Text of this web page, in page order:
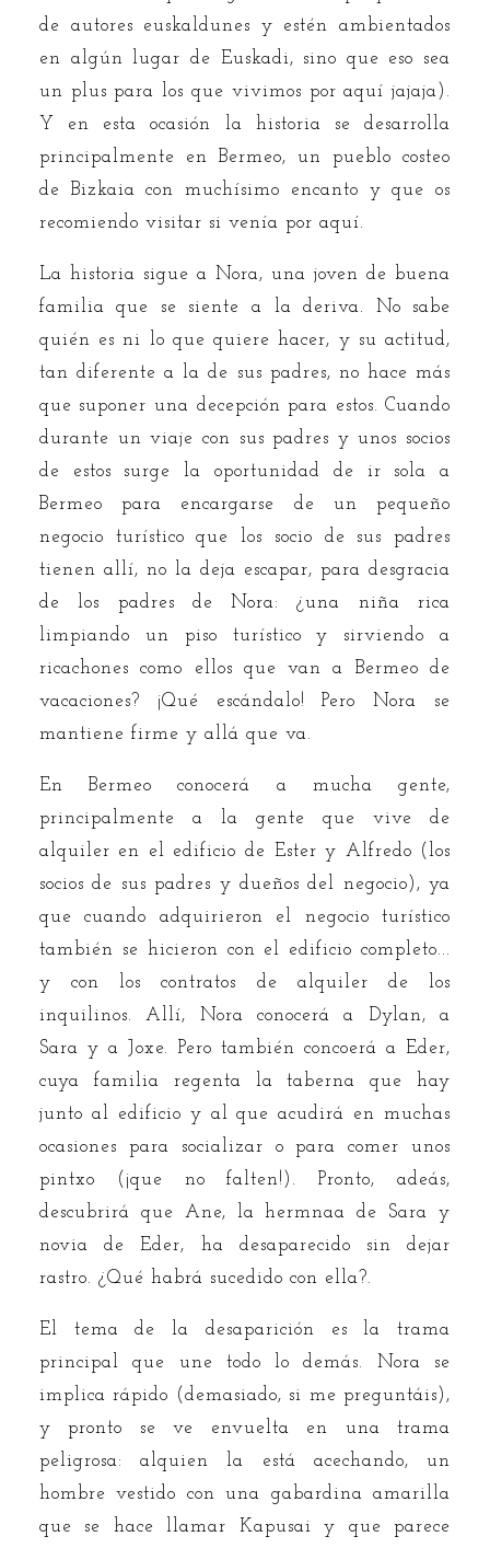
de autores euskaldunes y estén ambientados
en algún lugar de Euskadi, sino que eso sea
un plus para los que vivimos por aquí jajaja).
Y en esta ocasión la historia se desarrolla
principalmente en Bermeo, un pueblo costeo
de Bizkaia con muchísimo encanto y que os
recomiendo visitar si venía por aquí.
La historia sigue a Nora, una joven de buena
familia que se siente a la deriva. No sabe
quién es ni lo que quiere hacer, y su actitud,
tan diferente a la de sus padres, no hace más
que suponer una decepción para estos. Cuando
durante un viaje con sus padres y unos socios
de estos surge la oportunidad de ir sola a
Bermeo para encargarse de un pequeño
negocio turístico que los socio de sus padres
tienen allí, no la deja escapar, para desgracia
de los padres de Nora: ¿una niña rica
limpiando un piso turístico y sirviendo a
ricachones como ellos que van a Bermeo de
vacaciones? ¡Qué escándalo! Pero Nora se
mantiene firme y allá que va.
En Bermeo conocerá a mucha gente,
principalmente a la gente que vive de
alquiler en el edificio de Ester y Alfredo (los
socios de sus padres y dueños del negocio), ya
que cuando adquirieron el negocio turístico
también se hicieron con el edificio completo...
y con los contratos de alquiler de los
inquilinos. Allí, Nora conocerá a Dylan, a
Sara y a Joxe. Pero también concoerá a Eder,
cuya familia regenta la taberna que hay
junto al edificio y al que acudirá en muchas
ocasiones para socializar o para comer unos
pintxo (¡que no falten!). Pronto, adeás,
descubrirá que Ane, la hermnaa de Sara y
novia de Eder, ha desaparecido sin dejar
rastro. ¿Qué habrá sucedido con ella?.
El tema de la desaparición es la trama
principal que une todo lo demás. Nora se
implica rápido (demasiado, si me preguntáis),
y pronto se ve envuelta en una trama
peligrosa: alquien la está acechando, un
hombre vestido con una gabardina amarilla
que se hace llamar Kapusai y que parece